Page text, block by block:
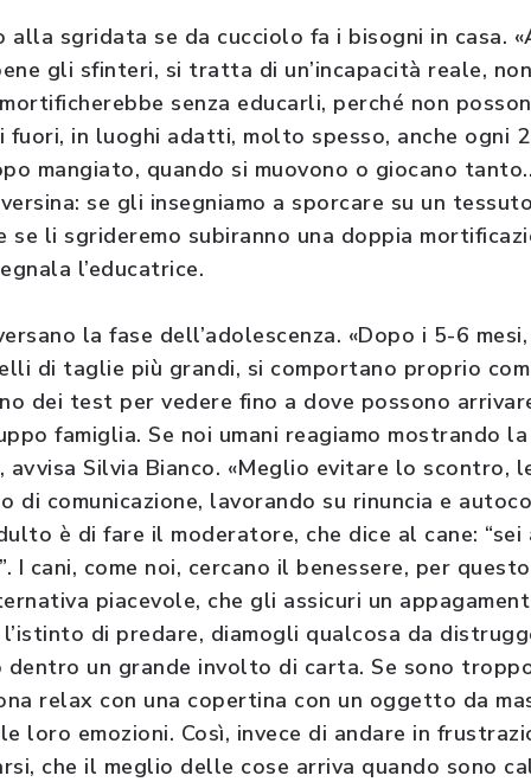
sgridata se da cucciolo fa i bisogni in casa.
gli sfinteri, si tratta di un’incapacità reale,
senza educarli, perché non
in luoghi adatti, molto spesso, anche ogni
mangiato, quando si muovono o giocano
se gli insegniamo a sporcare su un
se li sgrideremo subiranno una doppia
l’educatrice.
la fase dell’adolescenza. «Dopo i 5-6
di taglie più grandi, si comportano proprio
dei test per vedere fino a dove possono
famiglia. Se noi umani reagiamo mostrando
avvisa Silvia Bianco. «Meglio evitare lo scontro,
di comunicazione, lavorando su rinuncia e
è di fare il moderatore, che dice al cane:
I cani, come noi, cercano il benessere, per
piacevole, che gli assicuri un
di predare, diamogli qualcosa da
dentro un grande involto di carta. Se sono
relax con una copertina con un oggetto da
loro emozioni. Così, invece di andare in
che il meglio delle cose arriva quando sono